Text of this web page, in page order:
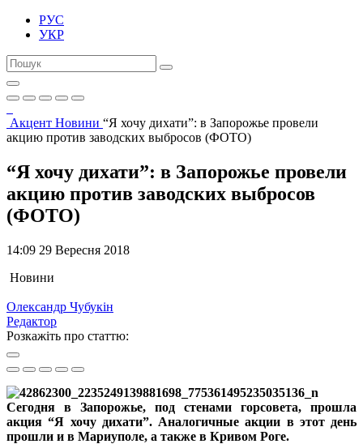
РУС
УКР
Акцент Новини “Я хочу дихати”: в Запорожье провели
акцию против заводских выбросов (ФОТО)
“Я хочу дихати”: в Запорожье провели
акцию против заводских выбросов
(ФОТО)
14:09 29 Вересня 2018
Новини
Олександр Чубукін
Редактор
Розкажіть про статтю:
Сегодня в Запорожье, под стенами горсовета, прошла
акция “Я хочу дихати”. Аналогичные акции в этот день
прошли и в Мариуполе, а также в Кривом Роге.